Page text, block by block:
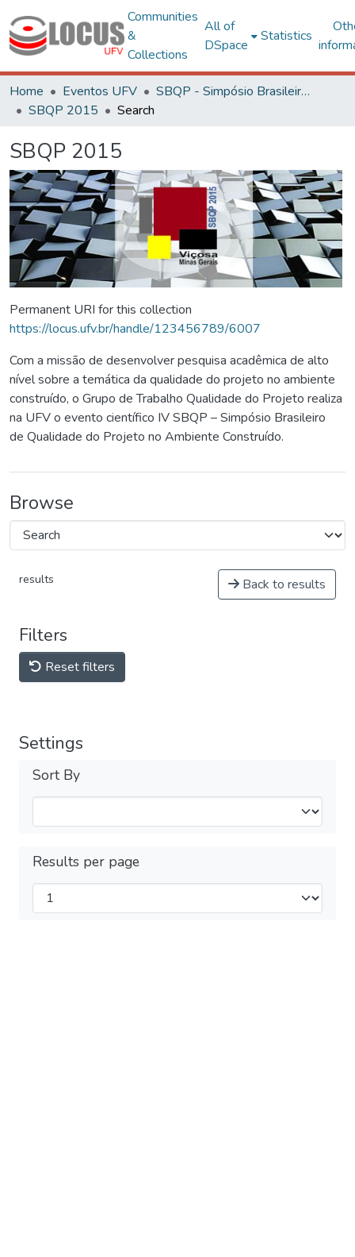
Communities
&
Collections
All of
DSpace
Statistics
Home Eventos UFV
SBQP - Simpósio Brasileiro de Qualidade do Projeto no Ambiente Construído
SBQP 2015
Search
SBQP 2015
Permanent URI for this collection
https://locus.ufv.br/handle/123456789/6007
Com a missão de desenvolver pesquisa acadêmica de alto
nível sobre a temática da qualidade do projeto no ambiente
construído, o Grupo de Trabalho Qualidade do Projeto realiza
na UFV o evento científico IV SBQP – Simpósio Brasileiro
de Qualidade do Projeto no Ambiente Construído.
Browse
results Back to results
Filters
Reset filters
Settings
Sort By
Results per page